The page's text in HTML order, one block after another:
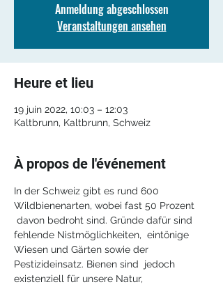
Anmeldung abgeschlossen
Veranstaltungen ansehen
Heure et lieu
19 juin 2022, 10:03 – 12:03
Kaltbrunn, Kaltbrunn, Schweiz
À propos de l'événement
In der Schweiz gibt es rund 600
Wildbienenarten, wobei fast 50 Prozent
davon bedroht sind. Gründe dafür sind
fehlende Nistmöglichkeiten,  eintönige
Wiesen und Gärten sowie der
Pestizideinsatz. Bienen sind  jedoch
existenziell für unsere Natur,